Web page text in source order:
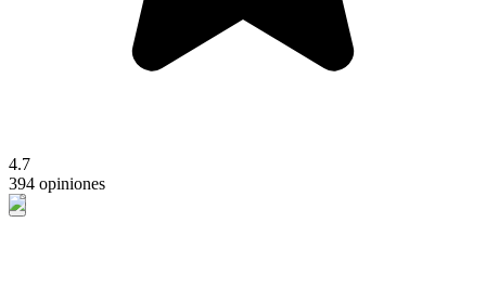
4.7
394 opiniones